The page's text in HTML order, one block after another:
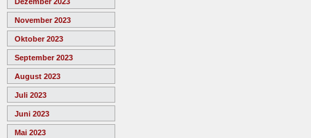
Dezember 2023
November 2023
Oktober 2023
September 2023
August 2023
Juli 2023
Juni 2023
Mai 2023